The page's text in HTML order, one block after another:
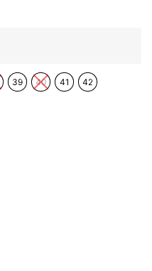
39 40 41 42